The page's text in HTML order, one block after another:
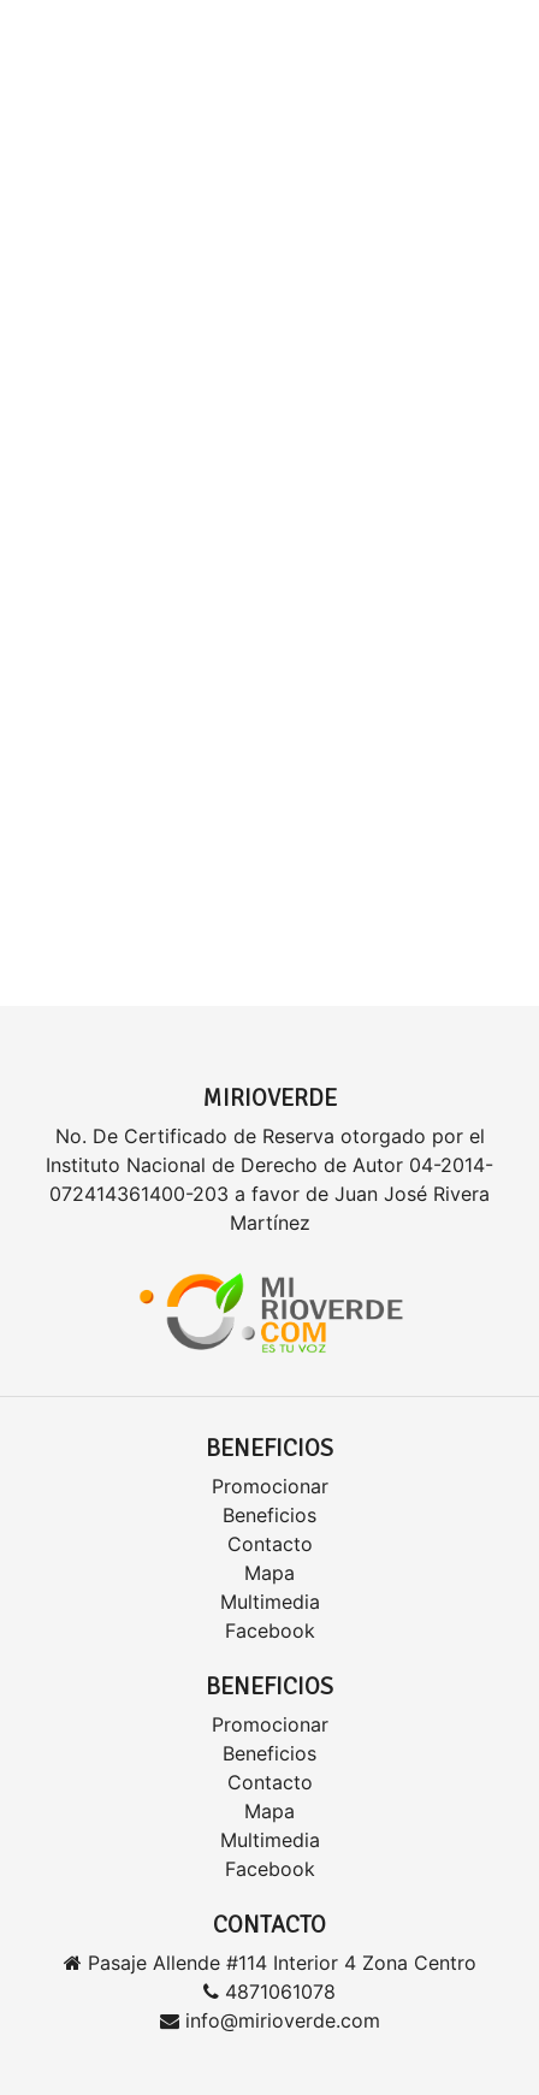
MIRIOVERDE
No. De Certificado de Reserva otorgado por el
Instituto Nacional de Derecho de Autor 04-2014-
072414361400-203 a favor de Juan José Rivera
Martínez
BENEFICIOS
Promocionar
Beneficios
Contacto
Mapa
Multimedia
Facebook
BENEFICIOS
Promocionar
Beneficios
Contacto
Mapa
Multimedia
Facebook
CONTACTO
Pasaje Allende #114 Interior 4 Zona Centro
4871061078
info@mirioverde.com